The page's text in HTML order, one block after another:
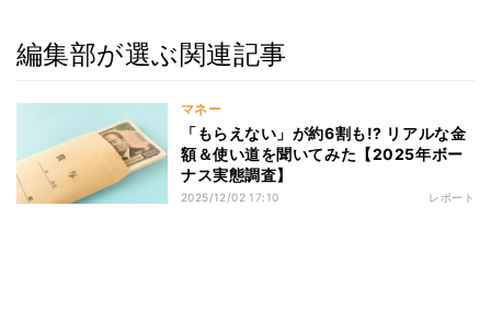
編集部が選ぶ関連記事
マネー
「もらえない」が約6割も!? リアルな金
額＆使い道を聞いてみた【2025年ボー
ナス実態調査】
2025/12/02 17:10 レポート